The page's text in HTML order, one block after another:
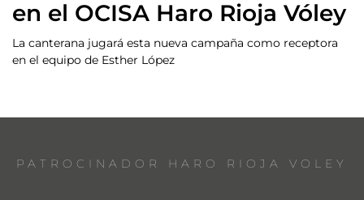
en el OCISA Haro Rioja Vóley
La canterana jugará esta nueva campaña como receptora
en el equipo de Esther López
PATROCINADOR HARO RIOJA VOLEY